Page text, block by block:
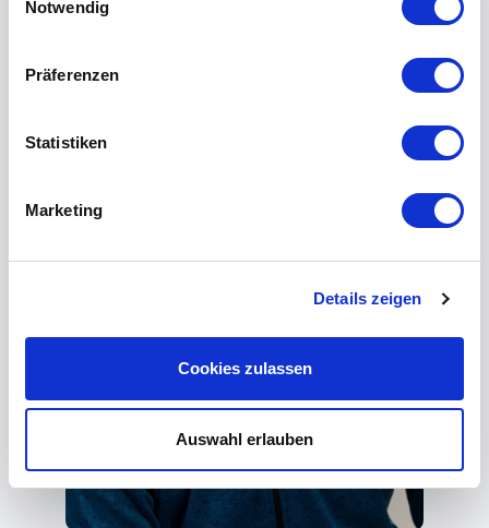
Notwendig
Präferenzen
Statistiken
Marketing
Details zeigen
Cookies zulassen
Auswahl erlauben